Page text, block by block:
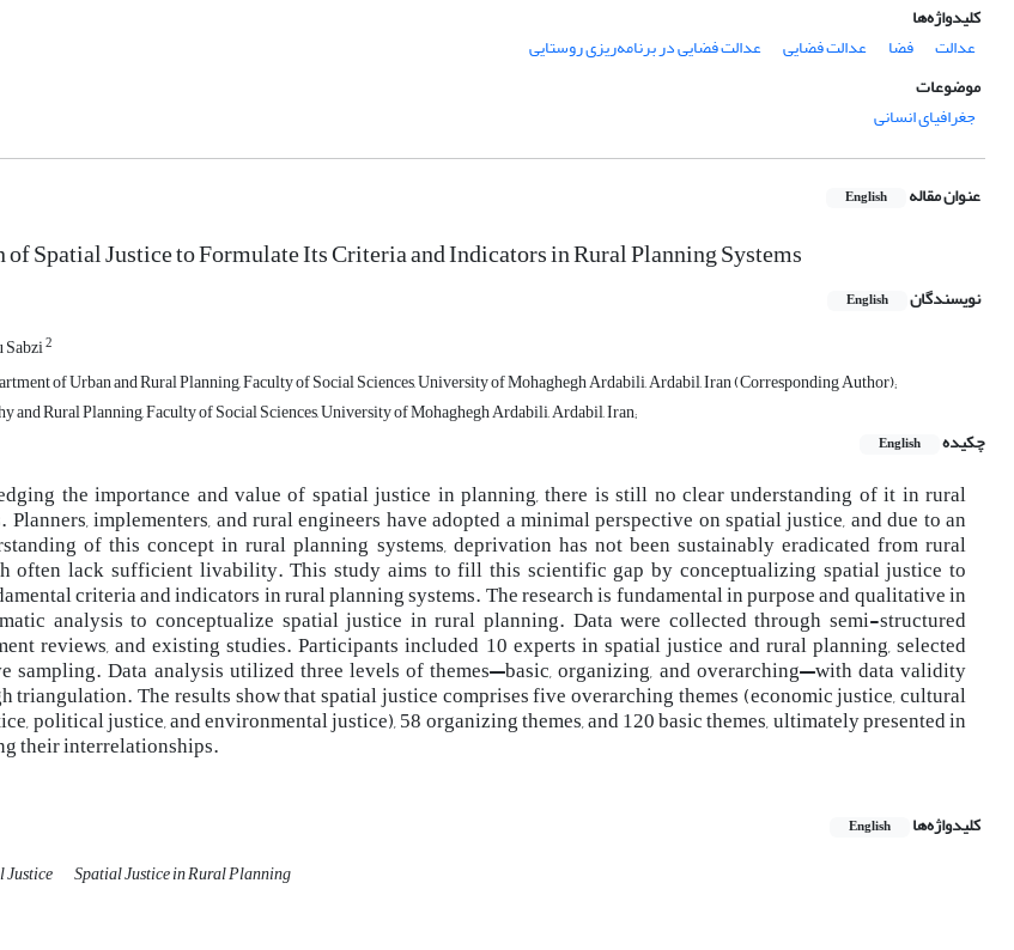
کلیدواژه‌ها
عدالت
فضا عدالت فضایی
عدالت فضایی در برنامه‌ریزی روستایی
موضوعات
جغرافیای انسانی
عنوان مقاله English
Spatial Justice to Formulate Its Criteria and Indicators in Rural Planning Systems
نویسندگان English
2
of Urban and Rural Planning, Faculty of Social Sciences, University of Mohaghegh Ardabili, Ardabil, Iran (Corresponding Author);
and Rural Planning, Faculty of Social Sciences, University of Mohaghegh Ardabili, Ardabil, Iran;
چکیده
English
the importance and value of spatial justice in planning, there is still no clear understanding of it in rural
Planners, implementers, and rural engineers have adopted a minimal perspective on spatial justice, and due to an
of this concept in rural planning systems, deprivation has not been sustainably eradicated from rural
often lack sufficient livability. This study aims to fill this scientific gap by conceptualizing spatial justice to
criteria and indicators in rural planning systems. The research is fundamental in purpose and qualitative in
analysis to conceptualize spatial justice in rural planning. Data were collected through semi-structured
reviews, and existing studies. Participants included 10 experts in spatial justice and rural planning, selected
sampling. Data analysis utilized three levels of themes—basic, organizing, and overarching—with data validity
triangulation. The results show that spatial justice comprises five overarching themes (economic justice, cultural
political justice, and environmental justice), 58 organizing themes, and 120 basic themes, ultimately presented in
their interrelationships.
کلیدواژه‌ها English
Justice Spatial Justice in Rural Planning